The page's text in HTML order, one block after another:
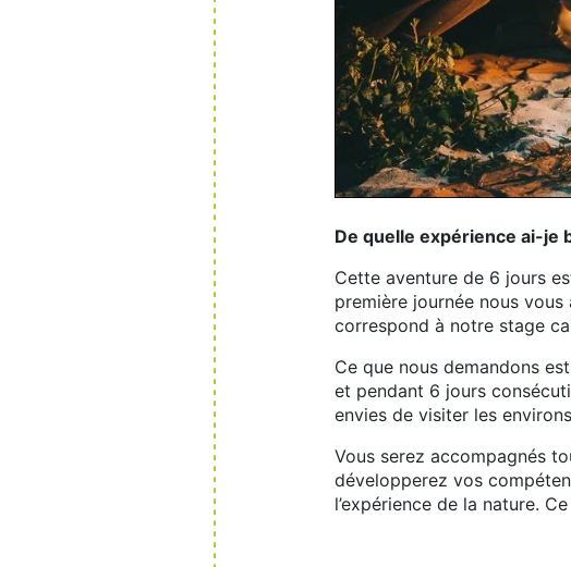
De quelle expérience ai-je
Cette aventure de 6 jours
première journée nous
correspond à notre stage
Ce que nous demandons
et pendant 6 jours
envies de visiter les
Vous serez accompagnés
développerez vos
l’expérience de la nature.